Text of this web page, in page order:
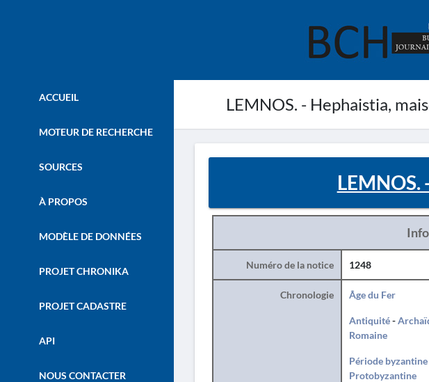
LEMNOS. - Hephaistia,
ACCUEIL
MOTEUR DE RECHERCHE
SOURCES
À PROPOS
MODÈLE DE DONNÉES
PROJET CHRONIKA
PROJET CADASTRE
API
NOUS CONTACTER
Numéro de la notice 1248
Chronologie Âge du Fer
Antiquité-
Romaine
Période byzantine
Protobyzantine